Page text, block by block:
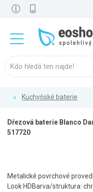
Kuchyňské baterie
Dřezová baterie Blanco
517720
Metalické povrchové
Look HDBarva/struktura: